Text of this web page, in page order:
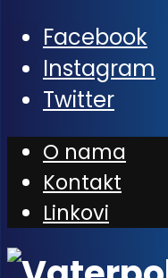
Facebook
Instagram
Twitter
O nama
Kontakt
Linkovi